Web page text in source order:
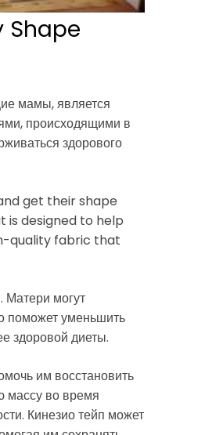
Shape
мамы, является
происходящими в
здорового
get their shape
is designed to help
quality fabric that
Матери могут
поможет уменьшить
здоровой диеты.
им восстановить
во время
Кинезио тейп может